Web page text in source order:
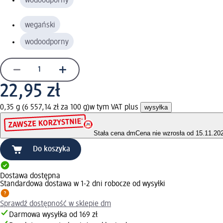
wegański
wodoodporny
22,95 zł
0,35 g (6 557,14 zł za 100 g)w tym VAT plus wysyłka
Stała cena dmCena nie wzrosła od
Do koszyka
Dostawa dostępna
Standardowa dostawa w 1-2 dni robocze od wysyłki
Sprawdź dostępność w sklepie dm
Darmowa wysyłka od 169 zł